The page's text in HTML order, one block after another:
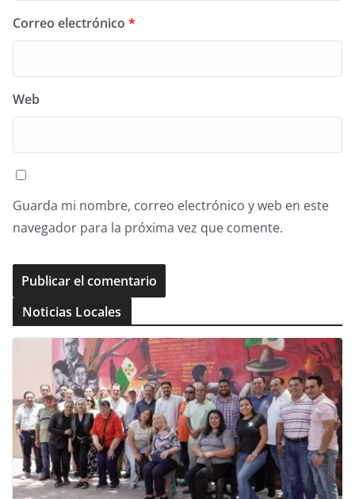
Correo electrónico *
Web
Guarda mi nombre, correo electrónico y web en este
navegador para la próxima vez que comente.
Noticias Locales